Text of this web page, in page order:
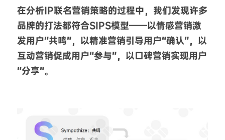
在分析IP联名营销策略的过程中，我们发现许多
品牌的打法都符合SIPS模型——以情感营销激
发用户“共鸣”，以精准营销引导用户“确认”，以
互动营销促成用户“参与”，以口碑营销实现用户
“分享”。